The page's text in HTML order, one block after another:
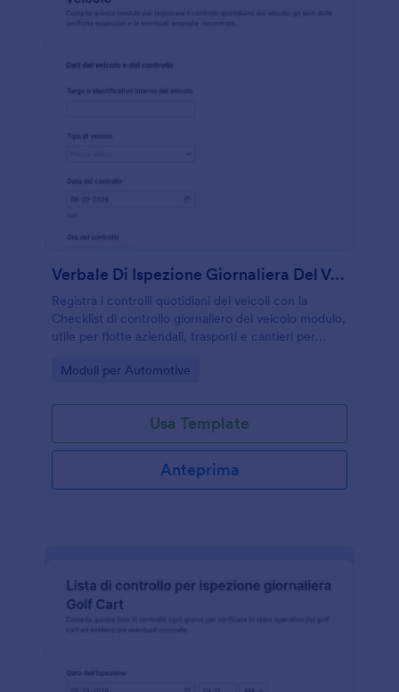
Verbale Di Ispezione Giornaliera Del Veicolo
Registra i controlli quotidiani dei veicoli con la
Checklist di controllo giornaliero del veicolo modulo,
utile per flotte aziendali, trasporti e cantieri per
standardizzare le verifiche.
Go to Category:
Moduli per Automotive
Usa Template
Anteprima